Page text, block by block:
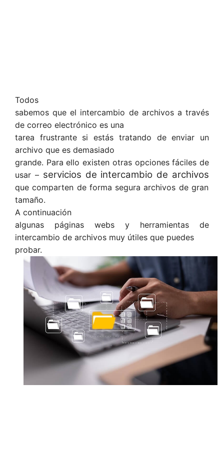
Todos
sabemos que el intercambio de archivos a través
de correo electrónico es una
tarea frustrante si estás tratando de enviar un
archivo que es demasiado
grande. Para ello existen otras opciones fáciles de
usar – servicios de intercambio de archivos
que comparten de forma segura archivos de gran
tamaño.
A continuación
algunas páginas webs y herramientas de
intercambio de archivos muy útiles que puedes
probar.